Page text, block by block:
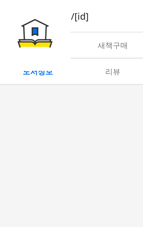
book/rent/[id]
대여 새책구매
도서정보 리뷰